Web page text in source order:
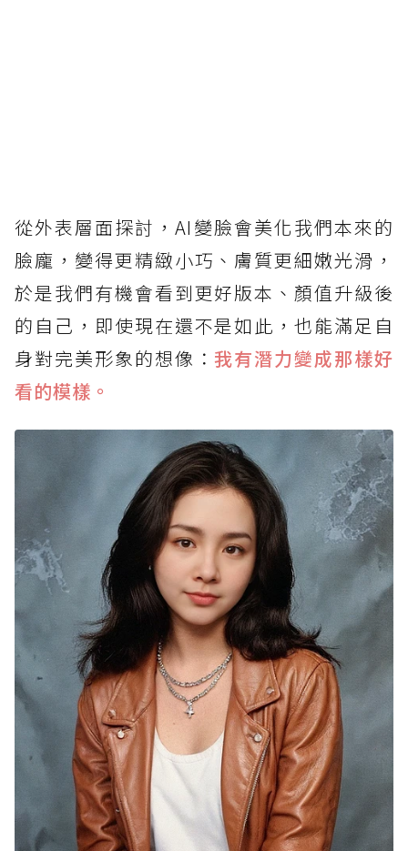
從外表層面探討，AI變臉會美化我們本來的
臉龐，變得更精緻小巧、膚質更細嫩光滑，
於是我們有機會看到更好版本、顏值升級後
的自己，即使現在還不是如此，也能滿足自
身對完美形象的想像： 我有潛力變成那樣好
看的模樣。